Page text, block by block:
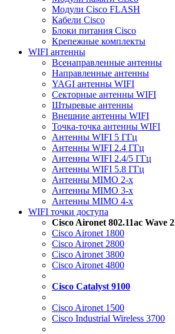
Модули Cisco FLASH
Кабели Cisco
Блоки питания Cisco
Крепежные комплекты
WIFI антенны
Всенаправленные антенны
Направленные антенны
YAGI антенны WIFI
Секторные антенны WIFI
Штыревые антенны
Внешние антенны WIFI
Точка-точка антенны WIFI
Антенны WIFI 5 ГГц
Антенны WIFI 2.4 ГГц
Антенны WIFI 2.4/5 ГГц
Антенны WIFI 5.8 ГГц
Антенны MIMO 2-x
Антенны MIMO 3-x
Антенны MIMO 4-x
WIFI точки доступа
Cisco Aironet 802.11ac Wave 2
Cisco Aironet 1800
Cisco Aironet 2800
Cisco Aironet 3800
Cisco Aironet 4800
Cisco Catalyst 9100
Cisco Aironet 1500
Cisco Industrial Wireless 3700